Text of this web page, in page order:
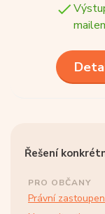
Řešení
PRO OBČANY
Právní